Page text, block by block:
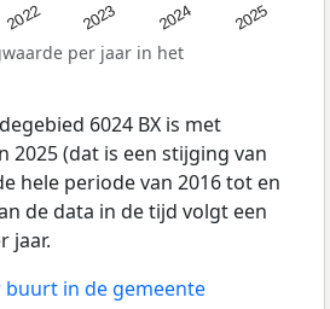
2022 2023 2024 2025
per jaar in het
6024 BX is met
2025 (dat is een stijging van
hele periode van 2016 tot en
de data in de tijd volgt een
jaar.
in de gemeente